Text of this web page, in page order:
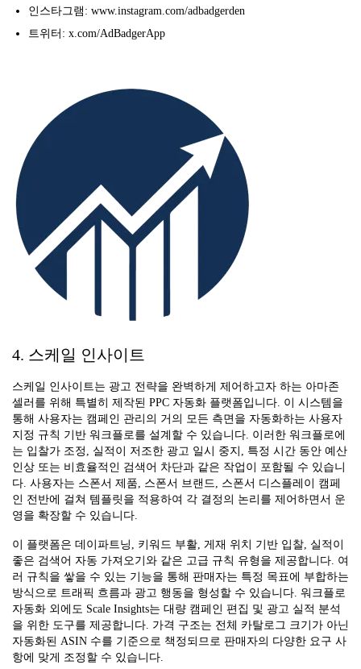
인스타그램: www.instagram.com/adbadgerden
트위터: x.com/AdBadgerApp
4. 스케일 인사이트
스케일 인사이트는 광고 전략을 완벽하게 제어하고자 하는 아마존
셀러를 위해 특별히 제작된 PPC 자동화 플랫폼입니다. 이 시스템을
통해 사용자는 캠페인 관리의 거의 모든 측면을 자동화하는 사용자
지정 규칙 기반 워크플로를 설계할 수 있습니다. 이러한 워크플로에
는 입찰가 조정, 실적이 저조한 광고 일시 중지, 특정 시간 동안 예산
인상 또는 비효율적인 검색어 차단과 같은 작업이 포함될 수 있습니
다. 사용자는 스폰서 제품, 스폰서 브랜드, 스폰서 디스플레이 캠페
인 전반에 걸쳐 템플릿을 적용하여 각 결정의 논리를 제어하면서 운
영을 확장할 수 있습니다.
이 플랫폼은 데이파트닝, 키워드 부활, 게재 위치 기반 입찰, 실적이
좋은 검색어 자동 가져오기와 같은 고급 규칙 유형을 제공합니다. 여
러 규칙을 쌓을 수 있는 기능을 통해 판매자는 특정 목표에 부합하는
방식으로 트래픽 흐름과 광고 행동을 형성할 수 있습니다. 워크플로
자동화 외에도 Scale Insights는 대량 캠페인 편집 및 광고 실적 분석
을 위한 도구를 제공합니다. 가격 구조는 전체 카탈로그 크기가 아닌
자동화된 ASIN 수를 기준으로 책정되므로 판매자의 다양한 요구 사
항에 맞게 조정할 수 있습니다.